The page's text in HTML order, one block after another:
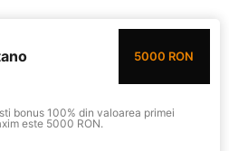
5000 RON
bonus 100% din valoarea primei
este 5000 RON.